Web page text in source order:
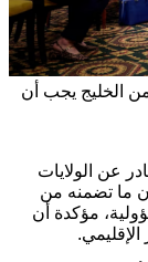
الخليج يجب أن
عن الولايات
ما تضمنه من
مؤكدة أن